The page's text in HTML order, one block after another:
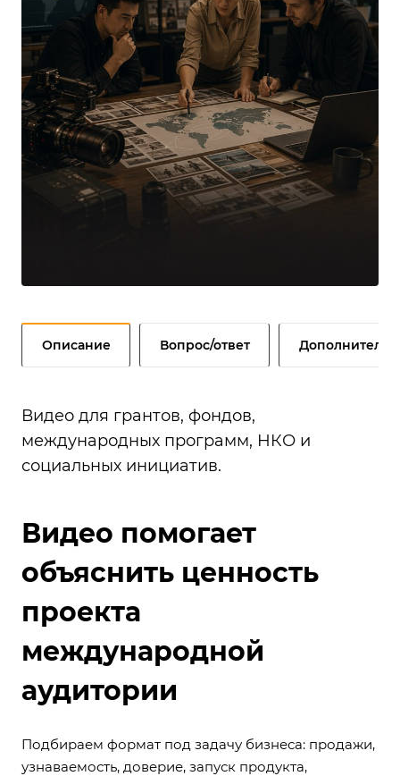
Описание Вопрос/ответ
Видео для грантов, фондов,
международных программ, НКО и
социальных инициатив.
Видео помогает
объяснить ценность
проекта
международной
аудитории
Подбираем формат под задачу бизнеса: продажи,
узнаваемость, доверие, запуск продукта,